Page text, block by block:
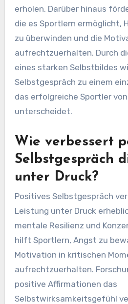
erholen. Darüber hinaus
die es Sportlern ermöglicht,
zu überwinden und die
aufrechtzuerhalten. Durch
eines starken Selbstbildes
Selbstgespräch zu einem
das erfolgreiche Sportler
unterscheidet.
Wie verbessert
Selbstgespräch
unter Druck?
Positives Selbstgespräch
Leistung unter Druck
mentale Resilienz und
hilft Sportlern, Angst zu
Motivation in kritischen
aufrechtzuerhalten.
positive Affirmationen das
Selbstwirksamkeitsgefühl